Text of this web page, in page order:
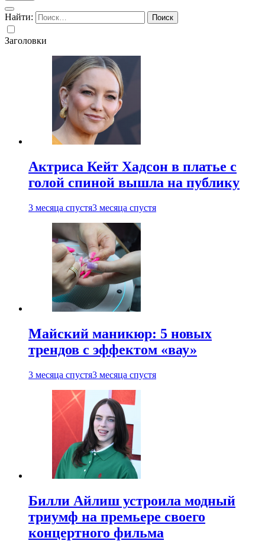
Найти:
Заголовки
Актриса Кейт Хадсон в платье с
голой спиной вышла на публику
3 месяца спустя3 месяца спустя
Майский маникюр: 5 новых
трендов с эффектом «вау»
3 месяца спустя3 месяца спустя
Билли Айлиш устроила модный
триумф на премьере своего
концертного фильма